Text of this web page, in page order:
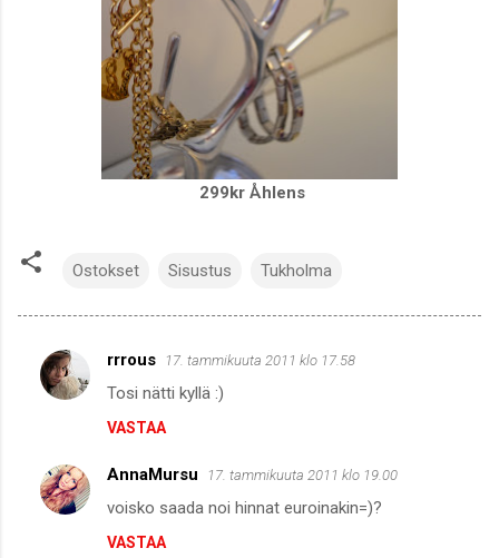
299kr Åhlens
Ostokset Sisustus Tukholma
K
o
m
e
rrrous 17. tammikuuta 2011 klo 17.58
Tosi nätti kyllä :)
VASTAA
AnnaMursu 17. tammikuuta 2011 klo 19.00
voisko saada noi hinnat euroinakin=)?
VASTAA